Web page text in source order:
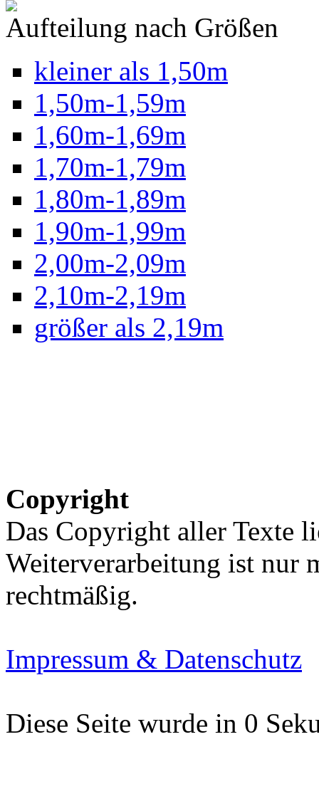
Aufteilung nach Größen
kleiner als 1,50m
1,50m-1,59m
1,60m-1,69m
1,70m-1,79m
1,80m-1,89m
1,90m-1,99m
2,00m-2,09m
2,10m-2,19m
größer als 2,19m
Copyright
Das Copyright aller Texte
Weiterverarbeitung ist nur
rechtmäßig.
Impressum & Datenschutz
Diese Seite wurde in 0